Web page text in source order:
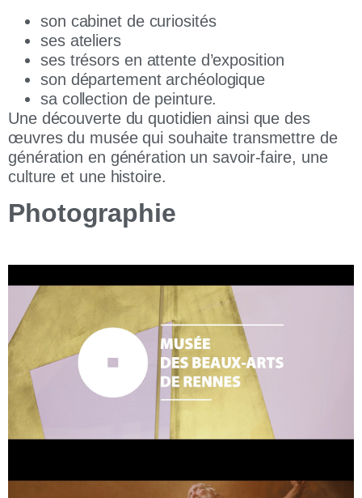
son cabinet de curiosités
ses ateliers
ses trésors en attente d’exposition
son département archéologique
sa collection de peinture.
Une découverte du quotidien ainsi que des
œuvres du musée qui souhaite transmettre de
génération en génération un savoir-faire, une
culture et une histoire.
Photographie